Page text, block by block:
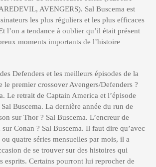
AVENGERS). Sal Buscema est
les plus réguliers et les plus efficaces
l’on a tendance à oublier qu’il était présent
moments importants de l’histoire
Defenders et les meilleurs épisodes de la
le premier crossover Avengers/Defenders ?
Le retrait de Captain America et l’épisode
Buscema. La dernière année du run de
sur Thor ? Sal Buscema. L’encreur de
Conan ? Sal Buscema. Il faut dire qu’avec
quatre séries mensuelles par mois, il a
de se trouver sur des histoires qui
esprits. Certains pourront lui reprocher de